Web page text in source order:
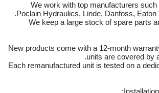
We work with top manufacturers
Poclain Hydraulics, Linde, Danfoss, Eaton
We keep a large stock of spare parts
New products come with a 12-month
units are covered by
Each remanufactured unit is tested on a